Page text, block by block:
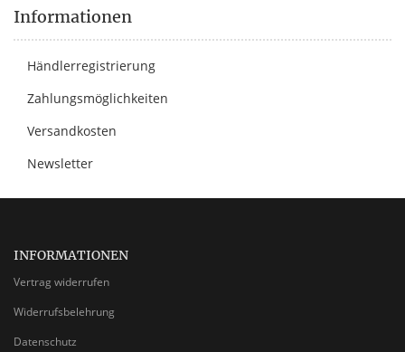
Informationen
Händlerregistrierung
Zahlungsmöglichkeiten
Versandkosten
Newsletter
INFORMATIONEN
Vertrag widerrufen
Widerrufsbelehrung
Datenschutz